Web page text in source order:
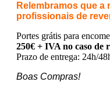
Relembramos que a
profissionais de
Portes grátis para
250€ + IVA no caso de
Prazo de entrega: 24h/
Boas Compras!